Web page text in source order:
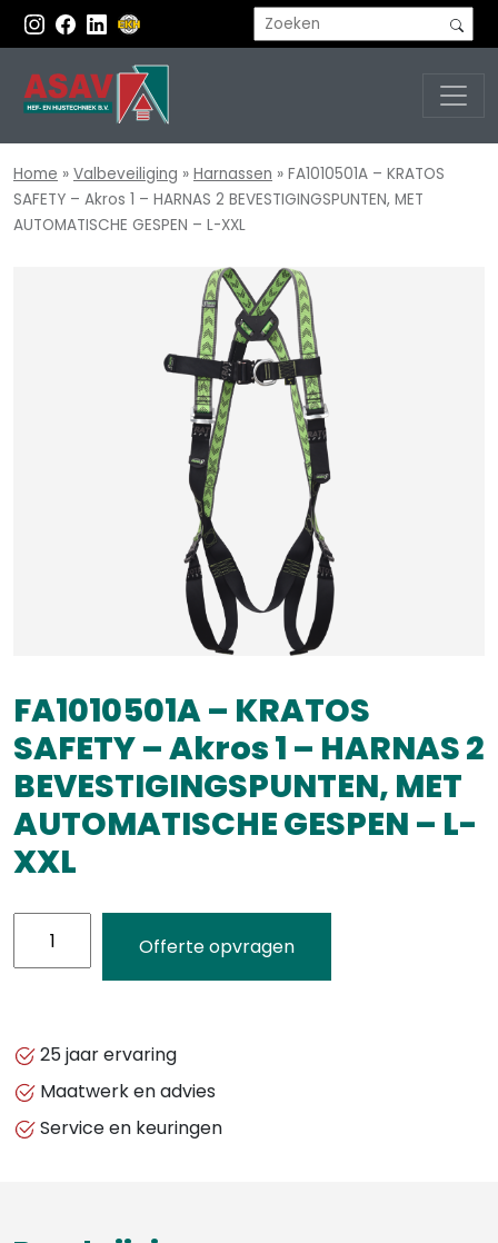
Home » Valbeveiliging » Harnassen » FA1010501A – KRATOS
SAFETY – Akros 1 – HARNAS 2 BEVESTIGINGSPUNTEN, MET
AUTOMATISCHE GESPEN – L-XXL
FA1010501A – KRATOS
SAFETY – Akros 1 – HARNAS 2
BEVESTIGINGSPUNTEN, MET
AUTOMATISCHE GESPEN – L-
XXL
-
1
-
Offerte opvragen
25 jaar ervaring
Maatwerk en advies
Service en keuringen